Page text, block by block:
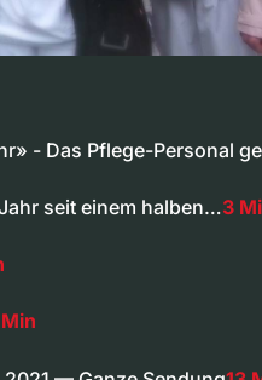
- Das Pflege-Personal
seit einem halben…3